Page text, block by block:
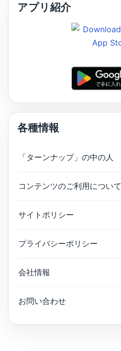
アプリ紹介
各種情報
「ターンナップ」の中の人
コンテンツのご利用について
サイトポリシー
プライバシーポリシー
会社情報
お問い合わせ